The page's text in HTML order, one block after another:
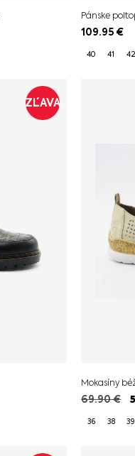
Pánske
109.95€
40 41 42
ZĽAVA
Mokasíny
69.90€
36 38 39